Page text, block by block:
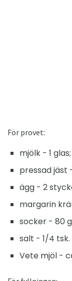
För provet:
mjölk - 1 glas;
pressad jäst
ägg - 2
margarin
socker - 80
salt - 1/4 tsk.
Vete mjöl -